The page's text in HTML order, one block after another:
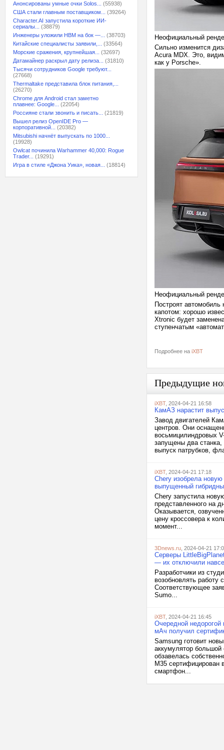
Анонсированы умные очки Solos...
(55938)
США стали главным поставщиком...
(39264)
Character.AI запустила короткие ИИ-
сериалы...
(38879)
Инженеры уложили HBM на бок —...
(38703)
Китайские специалисты заявили,...
(33564)
Морские сражения, крупнейшая...
(32697)
Датамайнер раскрыл дату релиза...
(31810)
Тысячи сотрудников Google требуют...
(27668)
Thermaltake представила блок питания,...
(26270)
Chrome для Android стал заметно
плавнее: Google...
(22054)
Россияне стали звонить и писать...
(21819)
Вышел релиз OpenIDE Pro —
корпоративной...
(20382)
Mitsubishi начнёт выпускать по 1000...
(19928)
Owlcat починила Warhammer 40,000: Rogue
Trader...
(19291)
Игра в стиле «Джона Уика», новая...
(18814)
Неофициальный
Сильно изменится
Acura MDX. Это,
как у Porsche».
Неофициальный
Построят
капотом: хорошо
Xtronic будет
ступенчатым
Подробнее на iXBT
Предыдущие
iXBT, 2024-04-21 16:58
КамАЗ нарастит
Завод двигателей
центров. Они
восьмицилиндровых
запущены два станка,
выпуск патрубков,
iXBT, 2024-04-21 17:18
Chery изобрела
выпущенный
Chery запустила
представленного на
Оказывается,
цену кроссовера к
момент...
3Dnews.ru , 2024-04-21
Серверы
— их отключили
Разработчики из
возобновлять
Соответствующее
Sumo...
iXBT, 2024-04-21 16:45
Очередной недорогой
мАч получил
Samsung готовит
аккумулятор
обзавелась
M35
смартфон...